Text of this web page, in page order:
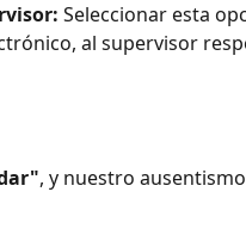
Seleccionar esta
al supervisor
, y nuestro